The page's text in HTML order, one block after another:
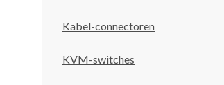
Kabel-connectoren
KVM-switches